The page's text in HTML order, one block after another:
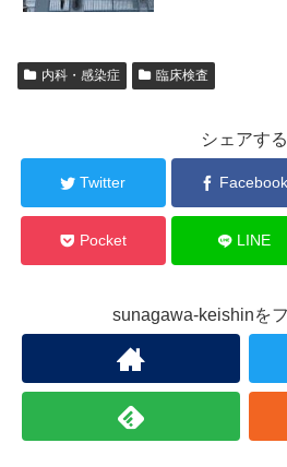
内科・感染症 臨床検査
シェアする
Twitter Facebook
Pocket LINE
sunagawa-keishinを